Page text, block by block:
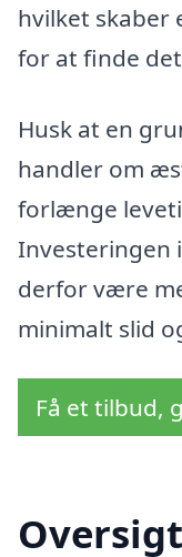
hvilket skaber
for at finde
Husk at en
handler om
forlænge
Investeringen
derfor være
minimalt slid
Få et tilbud,